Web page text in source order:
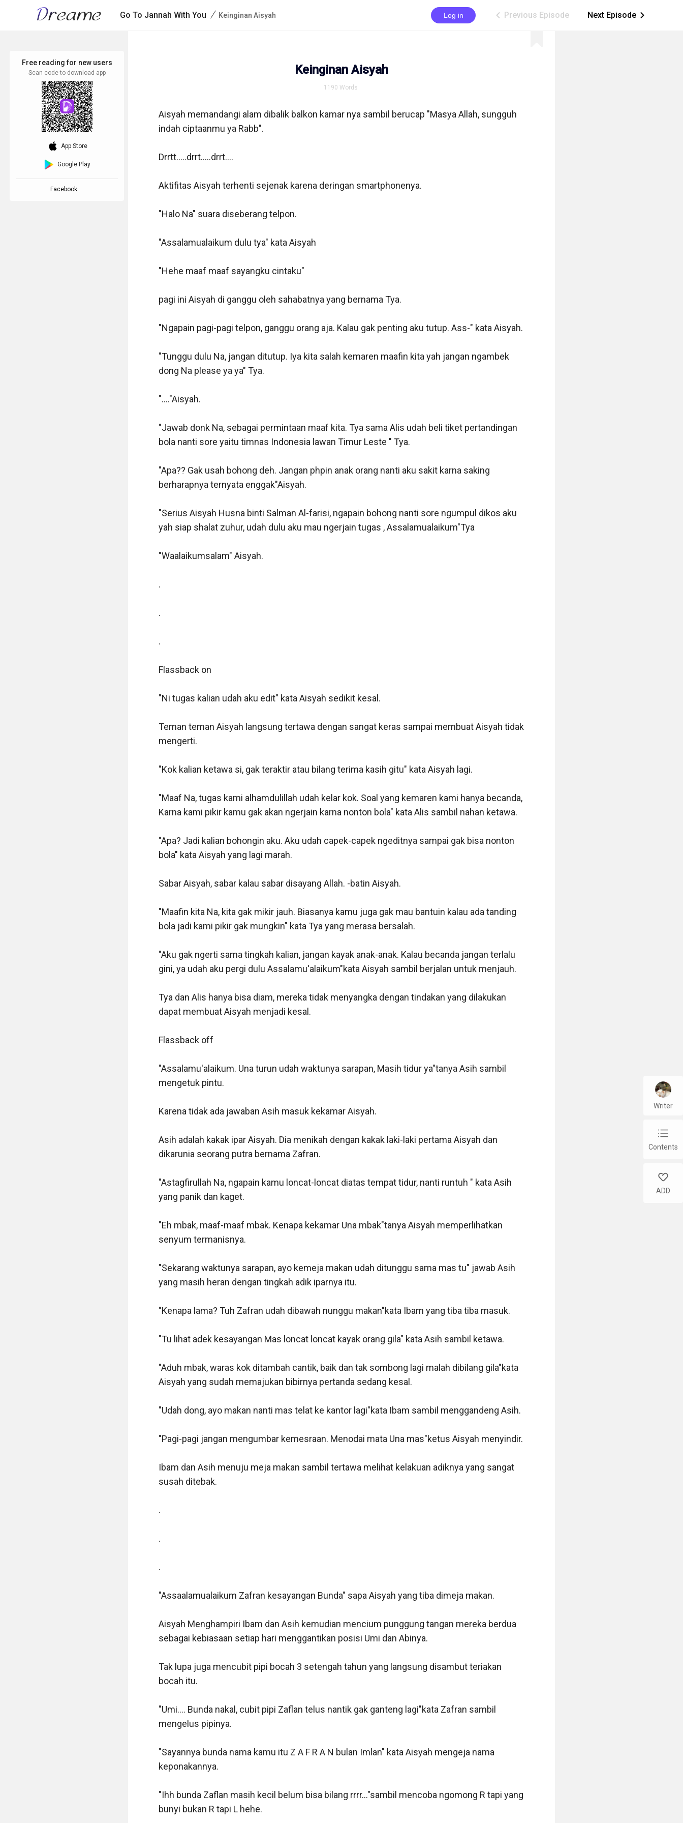
Go To Jannah With You / Keinginan Aisyah Log in ic_arrow_left Previous Episode Next Episode ic_arrow_right
Keinginan Aisyah
1190 Words
Aisyah memandangi alam dibalik balkon kamar nya sambil berucap "Masya Allah, sungguh
indah ciptaanmu ya Rabb".
Drrtt.....drrt.....drrt....
Aktifitas Aisyah terhenti sejenak karena deringan smartphonenya.
"Halo Na" suara diseberang telpon.
"Assalamualaikum dulu tya" kata Aisyah
"Hehe maaf maaf sayangku cintaku"
pagi ini Aisyah di ganggu oleh sahabatnya yang bernama Tya.
"Ngapain pagi-pagi telpon, ganggu orang aja. Kalau gak penting aku tutup. Ass-" kata Aisyah.
"Tunggu dulu Na, jangan ditutup. Iya kita salah kemaren maafin kita yah jangan ngambek
dong Na please ya ya" Tya.
"...."Aisyah.
"Jawab donk Na, sebagai permintaan maaf kita. Tya sama Alis udah beli tiket pertandingan
bola nanti sore yaitu timnas Indonesia lawan Timur Leste " Tya.
"Apa?? Gak usah bohong deh. Jangan phpin anak orang nanti aku sakit karna saking
berharapnya ternyata enggak"Aisyah.
"Serius Aisyah Husna binti Salman Al-farisi, ngapain bohong nanti sore ngumpul dikos aku
yah siap shalat zuhur, udah dulu aku mau ngerjain tugas , Assalamualaikum"Tya
"Waalaikumsalam" Aisyah.
.
.
.
Flassback on
"Ni tugas kalian udah aku edit" kata Aisyah sedikit kesal.
Teman teman Aisyah langsung tertawa dengan sangat keras sampai membuat Aisyah tidak
mengerti.
"Kok kalian ketawa si, gak teraktir atau bilang terima kasih gitu" kata Aisyah lagi.
"Maaf Na, tugas kami alhamdulillah udah kelar kok. Soal yang kemaren kami hanya becanda,
Karna kami pikir kamu gak akan ngerjain karna nonton bola" kata Alis sambil nahan ketawa.
"Apa? Jadi kalian bohongin aku. Aku udah capek-capek ngeditnya sampai gak bisa nonton
bola" kata Aisyah yang lagi marah.
Sabar Aisyah, sabar kalau sabar disayang Allah. -batin Aisyah.
"Maafin kita Na, kita gak mikir jauh. Biasanya kamu juga gak mau bantuin kalau ada tanding
bola jadi kami pikir gak mungkin" kata Tya yang merasa bersalah.
"Aku gak ngerti sama tingkah kalian, jangan kayak anak-anak. Kalau becanda jangan terlalu
gini, ya udah aku pergi dulu Assalamu'alaikum"kata Aisyah sambil berjalan untuk menjauh.
Tya dan Alis hanya bisa diam, mereka tidak menyangka dengan tindakan yang dilakukan
dapat membuat Aisyah menjadi kesal.
Flassback off
"Assalamu'alaikum. Una turun udah waktunya sarapan, Masih tidur ya"tanya Asih sambil
mengetuk pintu.
Karena tidak ada jawaban Asih masuk kekamar Aisyah.
Asih adalah kakak ipar Aisyah. Dia menikah dengan kakak laki-laki pertama Aisyah dan
dikarunia seorang putra bernama Zafran.
"Astagfirullah Na, ngapain kamu loncat-loncat diatas tempat tidur, nanti runtuh " kata Asih
yang panik dan kaget.
"Eh mbak, maaf-maaf mbak. Kenapa kekamar Una mbak"tanya Aisyah memperlihatkan
senyum termanisnya.
"Sekarang waktunya sarapan, ayo kemeja makan udah ditunggu sama mas tu" jawab Asih
yang masih heran dengan tingkah adik iparnya itu.
"Kenapa lama? Tuh Zafran udah dibawah nunggu makan"kata Ibam yang tiba tiba masuk.
"Tu lihat adek kesayangan Mas loncat loncat kayak orang gila" kata Asih sambil ketawa.
"Aduh mbak, waras kok ditambah cantik, baik dan tak sombong lagi malah dibilang gila"kata
Aisyah yang sudah memajukan bibirnya pertanda sedang kesal.
"Udah dong, ayo makan nanti mas telat ke kantor lagi"kata Ibam sambil menggandeng Asih.
"Pagi-pagi jangan mengumbar kemesraan. Menodai mata Una mas"ketus Aisyah menyindir.
Ibam dan Asih menuju meja makan sambil tertawa melihat kelakuan adiknya yang sangat
susah ditebak.
.
.
.
"Assaalamualaikum Zafran kesayangan Bunda" sapa Aisyah yang tiba dimeja makan.
Aisyah Menghampiri Ibam dan Asih kemudian mencium punggung tangan mereka berdua
sebagai kebiasaan setiap hari menggantikan posisi Umi dan Abinya.
Tak lupa juga mencubit pipi bocah 3 setengah tahun yang langsung disambut teriakan
bocah itu.
"Umi.... Bunda nakal, cubit pipi Zaflan telus nantik gak ganteng lagi"kata Zafran sambil
mengelus pipinya.
"Sayannya bunda nama kamu itu Z A F R A N bulan Imlan" kata Aisyah mengeja nama
keponakannya.
"Ihh bunda Zaflan masih kecil belum bisa bilang rrrr..."sambil mencoba ngomong R tapi yang
bunyi bukan R tapi L hehe.
Free reading for new users
Scan code to download app
download_ios App Store
Google Play
Facebook
Writer
chap_list
Contents
like
ADD